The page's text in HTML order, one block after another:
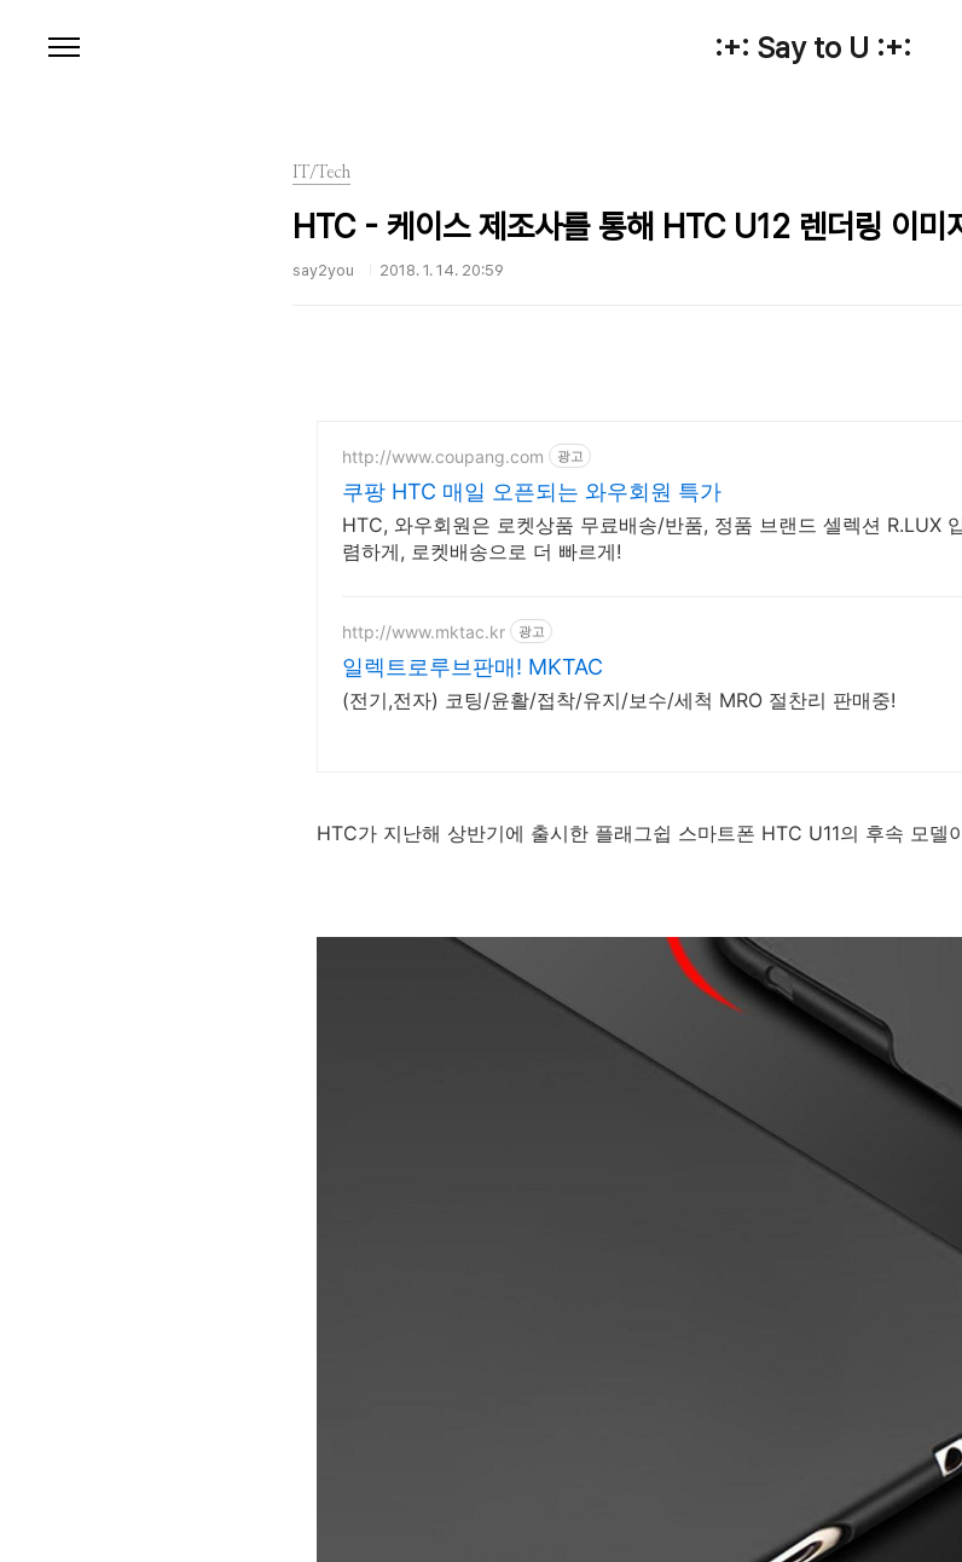
:+: Say to U :+:
IT/Tech
HTC - 케이스 제조사를 통해 HTC U12 렌더링 이미
say2you 2018. 1. 14. 20:59
http://www.coupang.com 광고
쿠팡 HTC 매일 오픈되는 와우회원 특가
HTC, 와우회원은 로켓상품 무료배송/반품, 정품 브랜드 셀렉션 R.LUX
렴하게, 로켓배송으로 더 빠르게!
http://www.mktac.kr 광고
일렉트로루브판매! MKTAC
(전기,전자) 코팅/윤활/접착/유지/보수/세척 MRO 절찬리 판매중!
HTC가 지난해 상반기에 출시한 플래그쉽 스마트폰 HTC U11의 후속 모델